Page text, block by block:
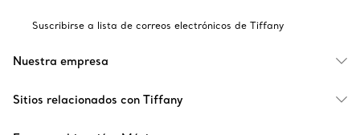
Suscribirse a lista de correos electrónicos de Tiffany
Nuestra empresa
Sitios relacionados con Tiffany